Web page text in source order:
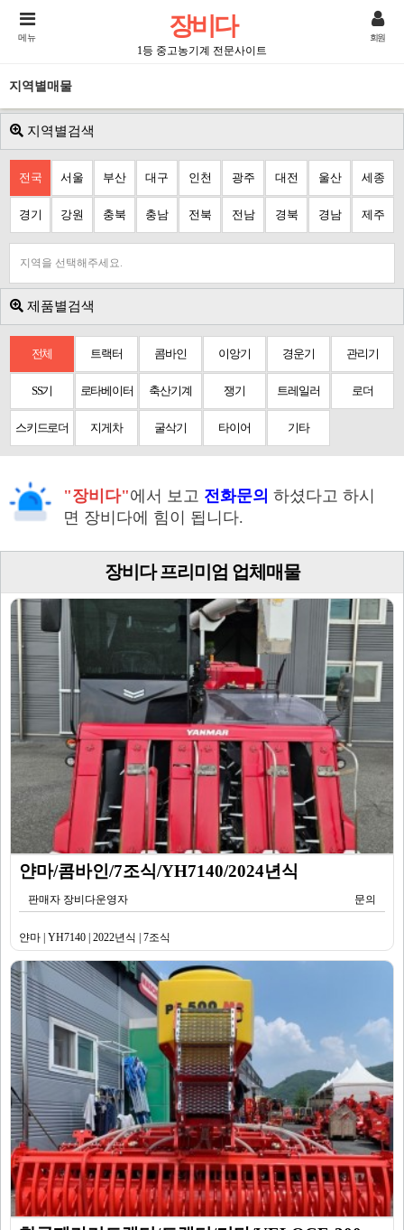
장비다
1등 중고농기계 전문사이트
메뉴 회원
지역별매물
지역별검색
전국 서울 부산 대구 인천 광주 대전 울산 세종
경기 강원 충북 충남 전북 전남 경북 경남 제주
지역을 선택해주세요.
제품별검색
전체 트랙터 콤바인 이앙기 경운기 관리기
SS기 로타베이터 축산기계 쟁기 트레일러 로더
스키드로더 지게차 굴삭기 타이어 기타
"장비다"에서 보고 전화문의 하셨다고 하시
면 장비다에 힘이 됩니다.
장비다 프리미엄 업체매물
얀마/콤바인/7조식/YH7140/2024년식
판매자 장비다운영자 문의
얀마 | YH7140 | 2022년식 | 7조식